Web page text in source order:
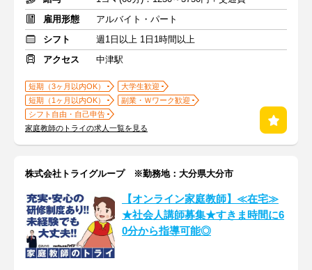
雇用形態
アルバイト・パート
シフト
週1日以上 1日1時間以上
アクセス
中津駅
短期（3ヶ月以内OK）
大学生歓迎
短期（1ヶ月以内OK）
副業・Ｗワーク歓迎
シフト自由・自己申告
家庭教師のトライの求人一覧を見る
株式会社トライグループ ※勤務地：大分県大分市
【オンライン家庭教師】≪在宅≫
★社会人講師募集★すきま時間に6
0分から指導可能◎